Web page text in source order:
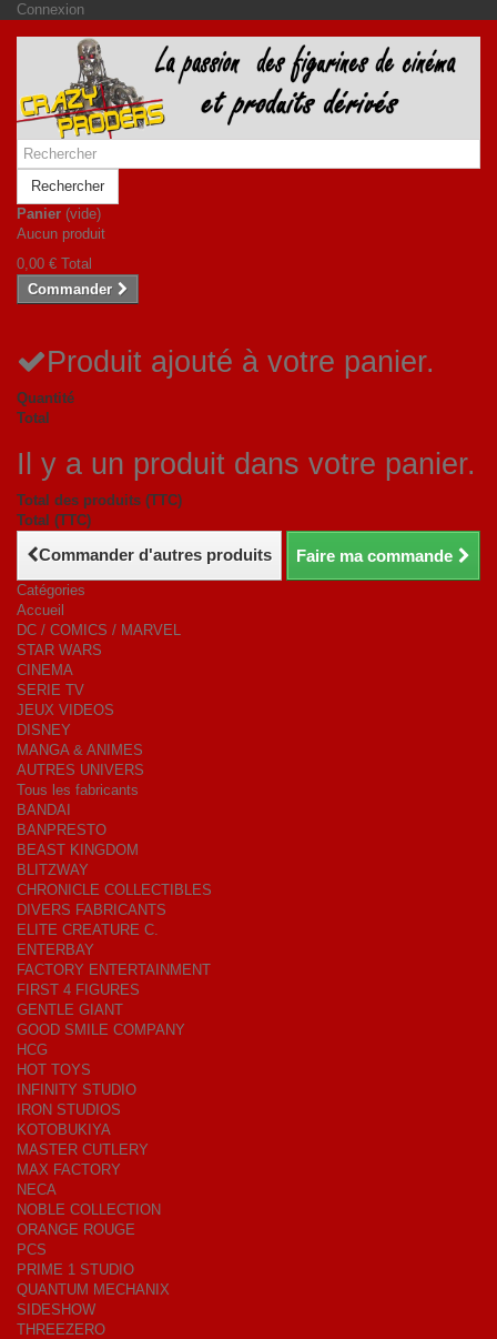
Connexion
Rechercher
Panier (vide)
Aucun produit
0,00 € Total
Commander
Produit ajouté à votre panier.
Quantité
Total
Il y a un produit dans votre panier.
Total des produits (TTC)
Total (TTC)
Commander d'autres produits Faire ma commande
Catégories
Accueil
DC / COMICS / MARVEL
STAR WARS
CINEMA
SERIE TV
JEUX VIDEOS
DISNEY
MANGA & ANIMES
AUTRES UNIVERS
Tous les fabricants
BANDAI
BANPRESTO
BEAST KINGDOM
BLITZWAY
CHRONICLE COLLECTIBLES
DIVERS FABRICANTS
ELITE CREATURE C.
ENTERBAY
FACTORY ENTERTAINMENT
FIRST 4 FIGURES
GENTLE GIANT
GOOD SMILE COMPANY
HCG
HOT TOYS
INFINITY STUDIO
IRON STUDIOS
KOTOBUKIYA
MASTER CUTLERY
MAX FACTORY
NECA
NOBLE COLLECTION
ORANGE ROUGE
PCS
PRIME 1 STUDIO
QUANTUM MECHANIX
SIDESHOW
THREEZERO